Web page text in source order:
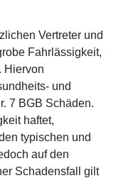
Vertreter und
Fahrlässigkeit,
Hiervon
und
7 BGB Schäden.
haftet,
typischen und
auf den
Schadensfall gilt